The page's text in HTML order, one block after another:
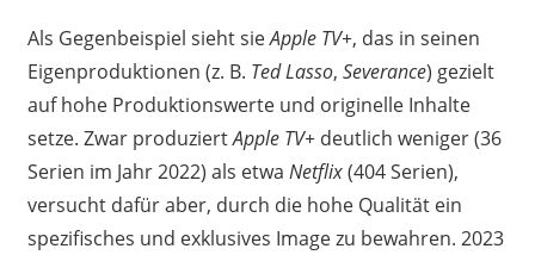
Als Gegenbeispiel sieht sieApple TV+, das in seinen
Eigenproduktionen (z. B. Ted Lasso, Severance) gezielt
auf hohe Produktionswerte und originelle Inhalte
setze. Zwar produziertApple TV+deutlich weniger (36
Serien im Jahr 2022) als etwa Netflix(404 Serien),
versucht dafür aber, durch die hohe Qualität ein
spezifisches und exklusives Image zu bewahren. 2023